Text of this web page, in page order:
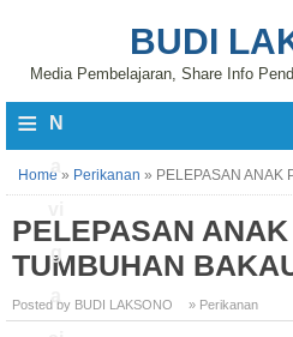
BUDI
Media Pembelajaran, Share Info
≡ N
g
a
Home » Perikanan » PELEPASAN ANAK
PELEPASAN
TUMBUHAN
Posted by BUDI LAKSONO » Perikanan